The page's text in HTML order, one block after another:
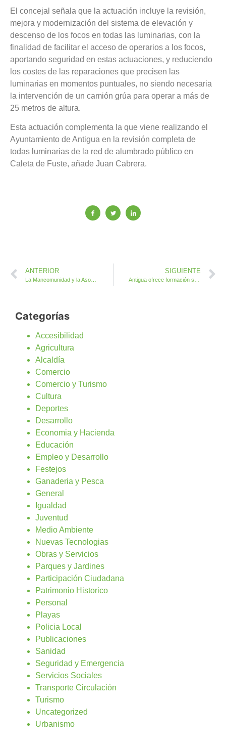
El concejal señala que la actuación incluye la revisión,
mejora y modernización del sistema de elevación y
descenso de los focos en todas las luminarias, con la
finalidad de facilitar el acceso de operarios a los focos,
aportando seguridad en estas actuaciones, y reduciendo
los costes de las reparaciones que precisen las
luminarias en momentos puntuales, no siendo necesaria
la intervención de un camión grúa para operar a más de
25 metros de altura.
Esta actuación complementa la que viene realizando el
Ayuntamiento de Antigua en la revisión completa de
todas luminarias de la red de alumbrado público en
Caleta de Fuste, añade Juan Cabrera.
ANTERIOR SIGUIENTE
Categorías
Accesibilidad
Agricultura
Alcaldía
Comercio
Comercio y Turismo
Cultura
Deportes
Desarrollo
Economia y Hacienda
Educación
Empleo y Desarrollo
Festejos
Ganaderia y Pesca
General
Igualdad
Juventud
Medio Ambiente
Nuevas Tecnologias
Obras y Servicios
Parques y Jardines
Participación Ciudadana
Patrimonio Historico
Personal
Playas
Policia Local
Publicaciones
Sanidad
Seguridad y Emergencia
Servicios Sociales
Transporte Circulación
Turismo
Uncategorized
Urbanismo